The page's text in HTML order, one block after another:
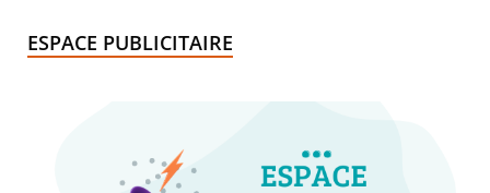
ESPACE PUBLICITAIRE